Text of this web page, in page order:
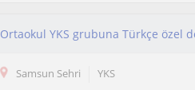
Samsun Sehri YKS